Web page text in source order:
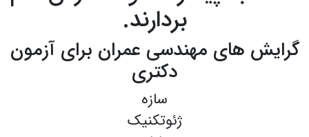
بردارند.
گرایش های مهندسی عمران برای آزمون
دکتری
سازه
ژئوتکنیک